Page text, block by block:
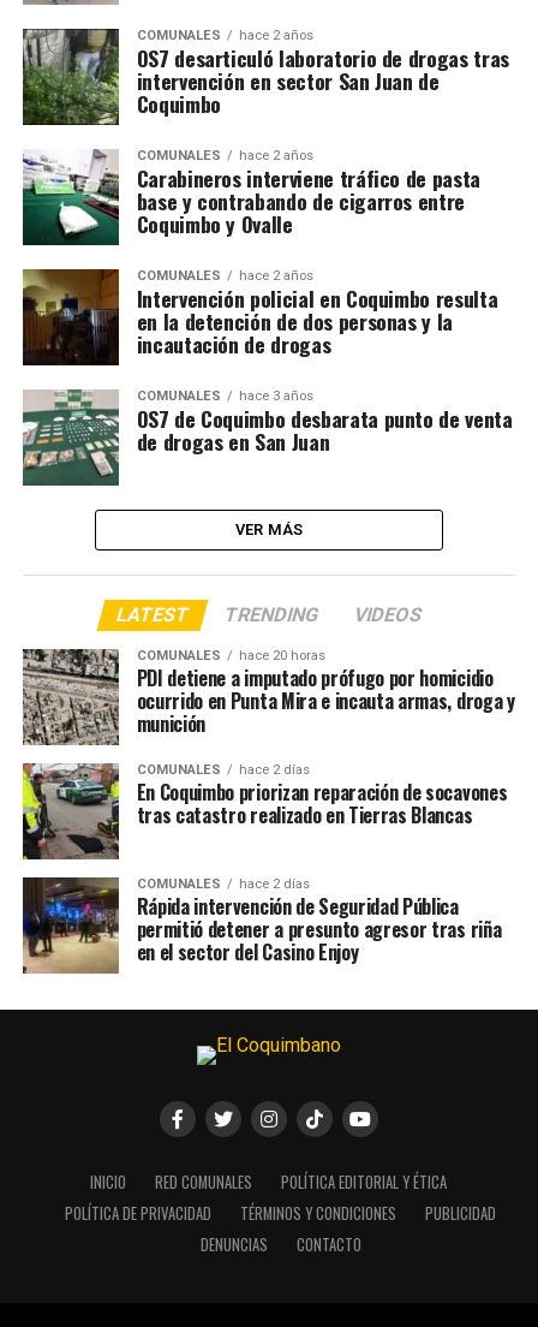
COMUNALES hace 2 años
OS7 desarticuló laboratorio de drogas tras
intervención en sector San Juan de
Coquimbo
COMUNALES hace 2 años
Carabineros interviene tráfico de pasta
base y contrabando de cigarros entre
Coquimbo y Ovalle
COMUNALES hace 2 años
Intervención policial en Coquimbo resulta
en la detención de dos personas y la
incautación de drogas
COMUNALES hace 3 años
OS7 de Coquimbo desbarata punto de venta
de drogas en San Juan
VER MÁS
LATEST TRENDING VIDEOS
COMUNALES hace 20 horas
PDI detiene a imputado prófugo por homicidio
ocurrido en Punta Mira e incauta armas, droga y
munición
COMUNALES hace 2 días
En Coquimbo priorizan reparación de socavones
tras catastro realizado en Tierras Blancas
COMUNALES hace 2 días
Rápida intervención de Seguridad Pública
permitió detener a presunto agresor tras riña
en el sector del Casino Enjoy
INICIO RED COMUNALES
POLÍTICA EDITORIAL Y ÉTICA
POLÍTICA DE PRIVACIDAD
TÉRMINOS Y CONDICIONES
PUBLICIDAD
DENUNCIAS
CONTACTO